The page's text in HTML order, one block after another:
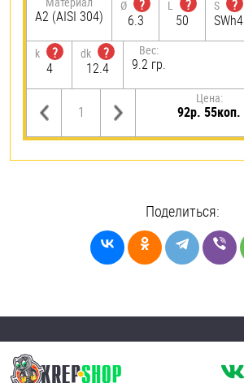
А2 (AISI 304)
Ø
?
6.3
L
?
50
S
?
SWh4
k
?
4
dk
?
12.4
Вес:
9.2 гр.
Цена:
92р. 55коп.
Поделиться: